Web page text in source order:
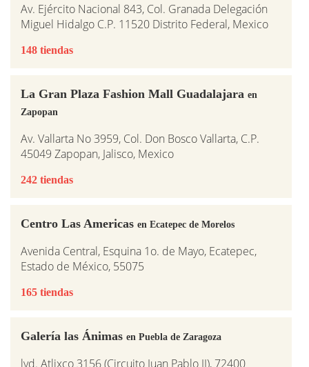
Av. Ejército Nacional 843, Col. Granada Delegación
Miguel Hidalgo C.P. 11520 Distrito Federal, Mexico
148 tiendas
La Gran Plaza Fashion Mall Guadalajara en
Zapopan
Av. Vallarta No 3959, Col. Don Bosco Vallarta, C.P.
45049 Zapopan, Jalisco, Mexico
242 tiendas
Centro Las Americas en Ecatepec de Morelos
Avenida Central, Esquina 1o. de Mayo, Ecatepec,
Estado de México, 55075
165 tiendas
Galería las Ánimas en Puebla de Zaragoza
lvd. Atlixco 3156 (Circuito Juan Pablo II), 72400